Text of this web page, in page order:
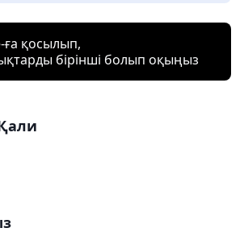
ға қосылып,
бірінші болып оқыңыз